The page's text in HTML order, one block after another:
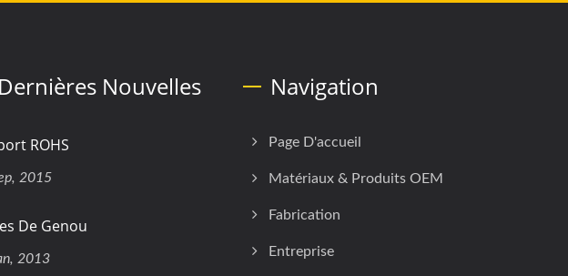
Dernières Nouvelles
ROHS
2015
De Genou
2013
Navigation
Page D'accueil
Matériaux & Produits OEM
Fabrication
Entreprise